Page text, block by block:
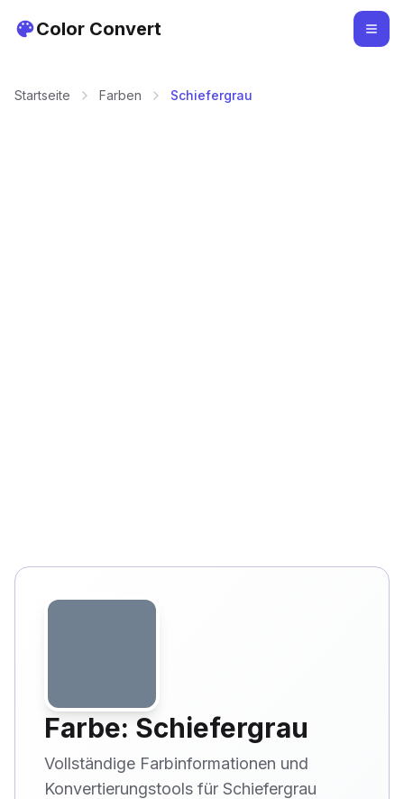
Color Convert
Startseite Farben Schiefergrau
Farbe: Schiefergrau
Vollständige Farbinformationen und
Konvertierungstools für Schiefergrau